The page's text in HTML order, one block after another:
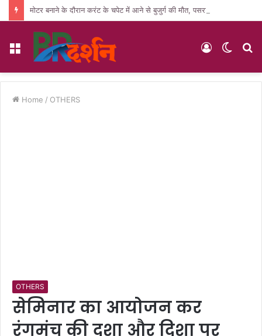
मोटर बनाने के दौरान करंट के चपेट में आने से बुजुर्ग की मौत, पसरा मातम
Menu
Switch
Log
Home / OTHERS
OTHERS
सेमिनार का आयोजन कर
रंगमंच की दशा और दिशा पर